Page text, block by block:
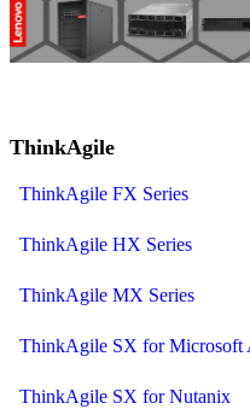
ThinkAgile
ThinkAgile FX Series
ThinkAgile HX Series
ThinkAgile MX Series
ThinkAgile SX for Microsoft
ThinkAgile SX for Nutanix